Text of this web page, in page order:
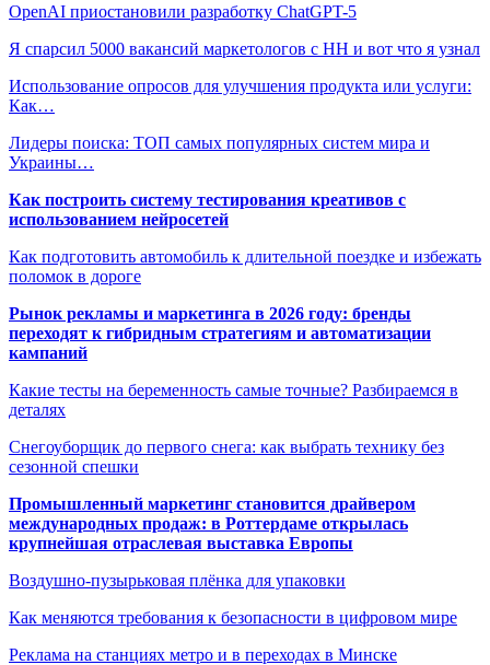
OpenAI приостановили разработку ChatGPT-5
Я спарсил 5000 вакансий маркетологов с HH и вот что я узнал
Использование опросов для улучшения продукта или услуги:
Как…
Лидеры поиска: ТОП самых популярных систем мира и
Украины…
Как построить систему тестирования креативов с
использованием нейросетей
Как подготовить автомобиль к длительной поездке и избежать
поломок в дороге
Рынок рекламы и маркетинга в 2026 году: бренды
переходят к гибридным стратегиям и автоматизации
кампаний
Какие тесты на беременность самые точные? Разбираемся в
деталях
Снегоуборщик до первого снега: как выбрать технику без
сезонной спешки
Промышленный маркетинг становится драйвером
международных продаж: в Роттердаме открылась
крупнейшая отраслевая выставка Европы
Воздушно-пузырьковая плёнка для упаковки
Как меняются требования к безопасности в цифровом мире
Реклама на станциях метро и в переходах в Минске